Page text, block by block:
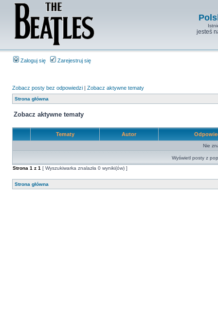
jesteś
Zaloguj się Zarejestruj się
Zobacz posty bez odpowiedzi | Zobacz aktywne tematy
Strona główna
Zobacz aktywne tematy
Tematy Autor
Nie
Wyświetl posty z
Strona 1 z 1 [ Wyszukiwarka znalazła 0 wyniki(ów) ]
Strona główna